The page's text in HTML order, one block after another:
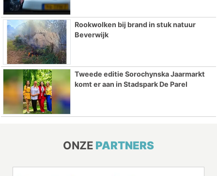
Rookwolken bij brand in stuk natuur
Beverwijk
Tweede editie Sorochynska Jaarmarkt
komt er aan in Stadspark De Parel
ONZE PARTNERS